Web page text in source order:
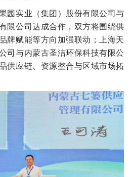
实业（集团）股份有限公司与
限公司达成合作，双方将围绕供
牌赋能等方向加强联动；上海天
司与内蒙古圣洁环保科技有限公
供应链、资源整合与区域市场拓